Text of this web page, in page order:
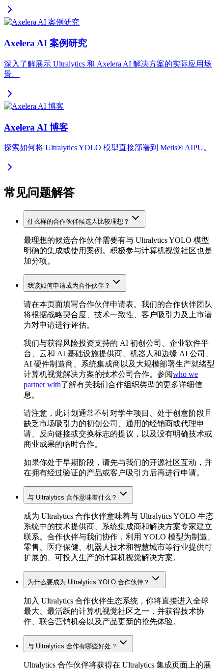
Axelera AI 案例研究
深入了解展示 Ultralytics 和 Axelera AI 解决方案的实际应用场
景。
Axelera AI 博客
探索如何将 Ultralytics YOLO 模型直接部署到 Metis® AIPU。
常见问题解答
什么样的合作伙伴候选人比较理想？
最理想的候选合作伙伴需要有与 Ultralytics YOLO 模型
明确的集成或使用案例。积极参与计算机视觉社区也是
加分项。
我该如何申请成为合作伙伴？
请在本页面填写合作伙伴申请表。我们的合作伙伴团队
将根据战略契合度、技术一致性、客户吸引力及上市潜
力对申请进行评估。
我们与获得风险投资支持的 AI 初创公司、企业软件平
台、云和 AI 基础设施提供商、机器人和边缘 AI 公司、
AI 硬件制造商、系统集成商以及大规模部署生产就绪型
计算机视觉解决方案的技术公司合作。参阅who we
partner with了解有关我们合作组织类型的更多详细信
息。
请注意，此计划通常不针对学生项目、处于创意阶段且
缺乏市场吸引力的初创公司、通用的经销商或代理申
请、反向链接或交换标志的提议，以及没有明确技术或
商业成果的临时合作。
如果你处于早期阶段，请先与我们的开源社区互动，并
在拥有经过验证的产品或客户吸引力后再进行申请。
与 Ultralytics 合作意味着什么？
成为 Ultralytics 合作伙伴意味着与 Ultralytics YOLO 生态
系统中的技术提供商、系统集成商和解决方案专家建立
联系。合作伙伴与我们协作，利用 YOLO 模型为制造、
零售、医疗保健、机器人技术和智慧城市等行业提供可
扩展的、可投入生产的计算机视觉解决方案。
为什么要成为 Ultralytics YOLO 合作伙伴？
加入 Ultralytics 合作伙伴生态系统，你将直接进入全球
最大、最活跃的计算机视觉社区之一，并获得技术协
作、联合营销机会以及产品更新的抢先体验。
与 Ultralytics 合作有哪些好处？
Ultralytics 合作伙伴将获得在 Ultralytics 集成页面上的展